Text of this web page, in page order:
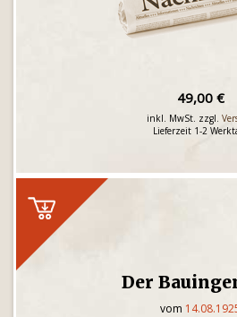
49,00 €
inkl. MwSt. zzgl.
Lieferzeit 1-2
Der
vom